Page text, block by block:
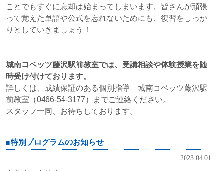
ことでもすぐに忘却は始まってしまいます。皆さんが頑張
って覚えた単語や公式を忘れないためにも、復習をしっか
りとしていきましょう！
城南コベッツ藤沢駅前教室では、受講相談や体験授業を随
時受け付けております。
詳しくは、成績保証のある個別指導 城南コベッツ藤沢駅
前教室（0466-54-3177）までご連絡ください。
スタッフ一同、お待ちしております。
特別プログラムのお知らせ
2023.04.01